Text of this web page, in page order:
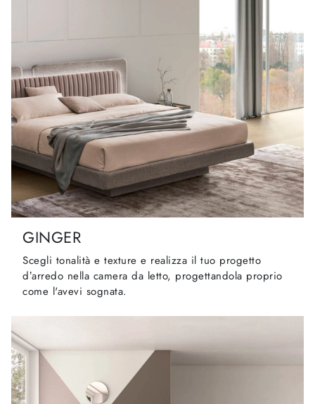
GINGER
Scegli tonalità e texture e realizza il tuo progetto
d’arredo nella camera da letto, progettandola proprio
come l'avevi sognata.